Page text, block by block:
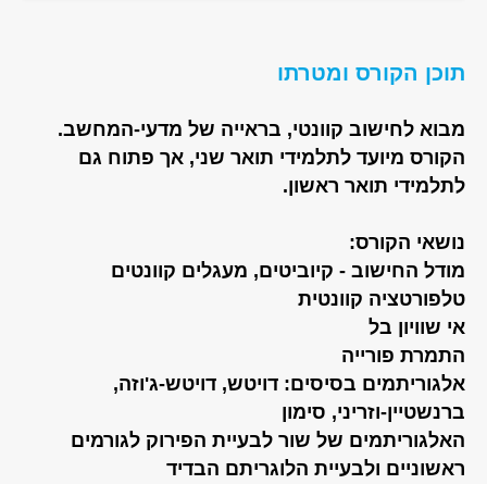
תוכן הקורס ומטרתו
מבוא לחישוב קוונטי, בראייה של מדעי-המחשב.
הקורס מיועד לתלמידי תואר שני, אך פתוח גם
לתלמידי תואר ראשון.
נושאי הקורס:
מודל החישוב - קיוביטים, מעגלים קוונטים
טלפורטציה קוונטית
אי שוויון בל
התמרת פורייה
אלגוריתמים בסיסים: דויטש, דויטש-ג'וזה,
ברנשטיין-וזריני, סימון
האלגוריתמים של שור לבעיית הפירוק לגורמים
ראשוניים ולבעיית הלוגריתם הבדיד